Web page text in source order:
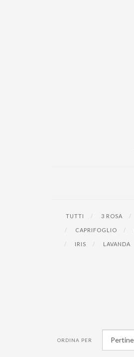
TUTTI 3 ROSA
CAPRIFOGLIO
IRIS LAVANDA
ORDINA PER